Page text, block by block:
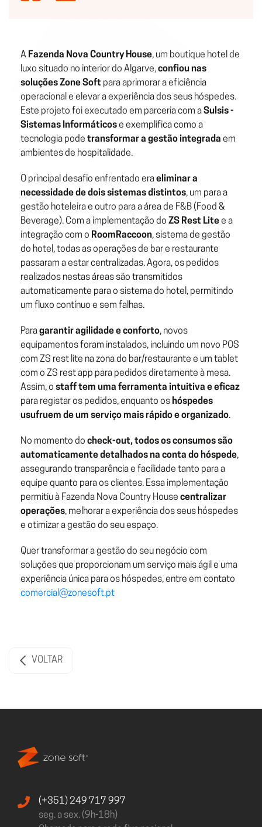
A Fazenda Nova Country House, um boutique hotel de
luxo situado no interior do Algarve,confiou nas
soluções Zone Soft para aprimorar a eficiência
operacional e elevar a experiência dos seus hóspedes.
Este projeto foi executado em parceria com aSulsis -
Sistemas Informáticose exemplifica como a
tecnologia pode transformar a gestão integrada em
ambientes de hospitalidade.
O principal desafio enfrentado eraeliminar a
necessidade de dois sistemas distintos, um para a
gestão hoteleira e outro para a área de F&B (Food &
Beverage). Com a implementação do ZS Rest Litee a
integração com o RoomRaccoon, sistema de gestão
do hotel, todas as operações de bar e restaurante
passaram a estar centralizadas. Agora, os pedidos
realizados nestas áreas são transmitidos
automaticamente para o sistema do hotel, permitindo
um fluxo contínuo e sem falhas.
Paragarantir agilidade e conforto, novos
equipamentos foram instalados, incluindo um novo POS
com ZS rest lite na zona do bar/restaurante e um tablet
com o ZS rest app para pedidos diretamente à mesa.
Assim, o staff tem uma ferramenta intuitiva e eficaz
para registar os pedidos, enquanto os hóspedes
usufruem de um serviço mais rápido e organizado.
No momento do check-out, todos os consumos são
automaticamente detalhados na conta do hóspede,
assegurando transparência e facilidade tanto para a
equipe quanto para os clientes. Essa implementação
permitiu à Fazenda Nova Country House centralizar
operações, melhorar a experiência dos seus hóspedes
e otimizar a gestão do seu espaço.
Quer transformar a gestão do seu negócio com
soluções que proporcionam um serviço mais ágil e uma
experiência única para os hóspedes, entre em contato
comercial@zonesoft.pt
VOLTAR
(+351) 249 717 997
seg. a sex. (9h-18h)